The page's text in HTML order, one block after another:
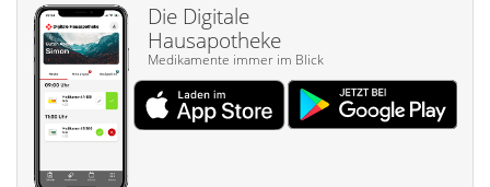
Die Digitale
Hausapotheke
Medikamente immer im Blick